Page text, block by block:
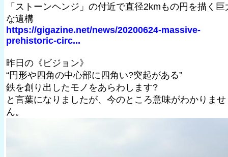
「ストーンヘンジ」の付近で直径2kmもの円を描く巨
な遺構
https://gigazine.net/news/20200624-massive-
prehistoric-circ...
昨日の《ビジョン》
“円形や四角の中心部に四角い?突起がある”
鉄を創り出したモノをあらわします?
と言葉になりましたが、今のところ意味がわかりませ
ん。